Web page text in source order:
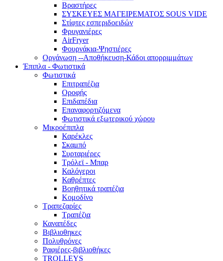
Βραστήρες
ΣΥΣΚΕΥΕΣ ΜΑΓΕΙΡΕΜΑΤΟΣ SOUS VIDE
Στίφτες εσπεριδοειδών
Φρυγανιέρες
AirFryer
Φουρνάκια-Ψηστιέρες
Οργάνωση --Αποθήκευση-Κάδοι απορριμμάτων
Έπιπλα - Φωτιστικά
Φωτιστικά
Επιτραπέζια
Οροφής
Επιδαπέδια
Επαναφορτιζόμενα
Φωτιστικά εξωτερικού χώρου
Μικροέπιπλα
Καρέκλες
Σκαμπό
Συρταριέρες
Τρόλεϊ - Μπαρ
Καλόγεροι
Καθρέπτες
Βοηθητικά τραπέζια
Κομοδίνο
Τραπεζαρίες
Τραπέζια
Καναπέδες
Βιβλιοθηκες
Πολυθρόνες
Ραφιέρες-βιβλιοθήκες
TROLLEYS